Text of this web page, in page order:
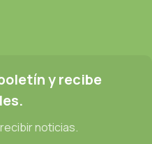
y recibe
noticias.